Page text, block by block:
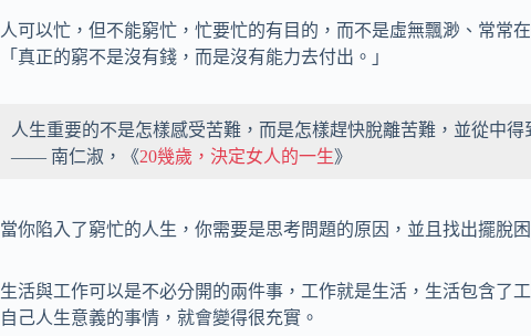
人可以忙，但不能窮忙，忙要忙的有目的，而不是虛無飄渺、常常
「真正的窮不是沒有錢，而是沒有能力去付出。」
人生重要的不是怎樣感受苦難，而是怎樣趕快脫離苦難，並從中得
—— 南仁淑，《20幾歲，決定女人的一生》
當你陷入了窮忙的人生，你需要是思考問題的原因，並且找出擺脫
生活與工作可以是不必分開的兩件事，工作就是生活，生活包含了
自己人生意義的事情，就會變得很充實。